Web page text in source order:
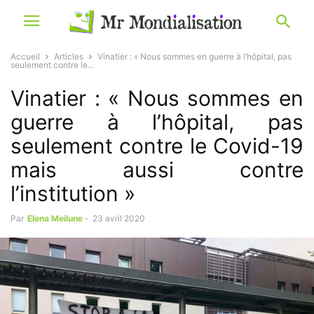
Accueil Articles
Vinatier : « Nous sommes en guerre à l’hôpital, pas
seulement contre le...
Vinatier : « Nous sommes en
guerre à l’hôpital, pas
seulement contre le Covid-19
mais aussi contre
l’institution »
Par Elena Meilune - 23 avril 2020